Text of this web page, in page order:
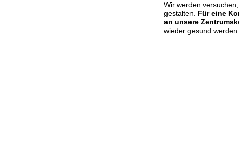
Wir werden
gestalten. Für eine
an unsere
wieder gesund werden.